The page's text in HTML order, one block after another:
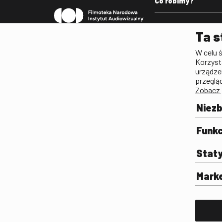
Biogramy.pl. Polski
Filmoteka Szkolna
Olimpiada Wiedzy o
Komunikacji
Repozytorium Cyfrowe
Wynajem przestrzeni
Ta
W celu